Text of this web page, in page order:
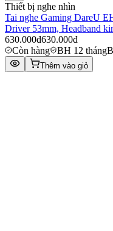
Thiết bị nghe nhìn
Tai nghe Gaming DareU
Driver 53mm, Headband
630.000đ630.000đ
Còn hàng
BH 12 tháng
Thêm vào giỏ